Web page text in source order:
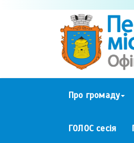
Про громаду
ГОЛОС сесія